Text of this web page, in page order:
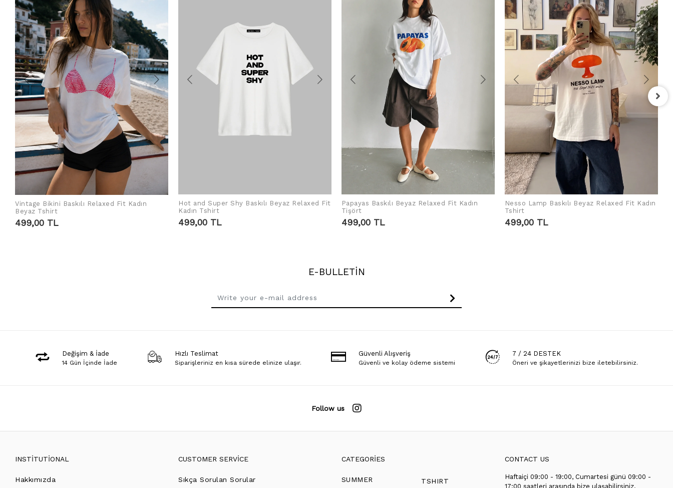
Vintage Bikini Baskılı Relaxed Fit Kadın
Beyaz Tshirt
499,00 TL
ADD TO CART
Hot and Super Shy Baskılı Beyaz Relaxed Fit
Kadın Tshirt
499,00 TL
ADD TO CART
Papayas Baskılı Beyaz Relaxed Fit Kadın
Tişört
499,00 TL
ADD TO CART
Nesso Lamp Baskılı Beyaz Relaxed Fit Kadın
Tshirt
499,00 TL
E-BULLETİN
Değişim & İade
14 Gün İçinde İade
Hızlı Teslimat
Siparişleriniz en kısa sürede elinize ulaşır.
Güvenli Alışveriş
Güvenli ve kolay ödeme sistemi
7 / 24 DESTEK
Öneri ve şikayetlerinizi bize iletebilirsiniz.
Follow us
INSTİTUTİONAL
Hakkımızda
CUSTOMER SERVİCE
Sıkça Sorulan Sorular
CATEGORİES
SUMMER TSHIRT
CONTACT US
Haftaiçi 09:00 - 19:00, Cumartesi günü 09:00 -
17:00 saatleri arasında bize ulaşabilirsiniz.